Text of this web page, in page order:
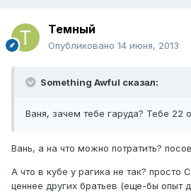
Темный
Опубликовано 14 июня, 2013
Something Awful сказал:
Ваня, зачем тебе гаруда? Тебе 22
Вань, а на что можно потратить?
А что в кубе у рагика не так? просто
ценнее других братьев (еще-бы опыт